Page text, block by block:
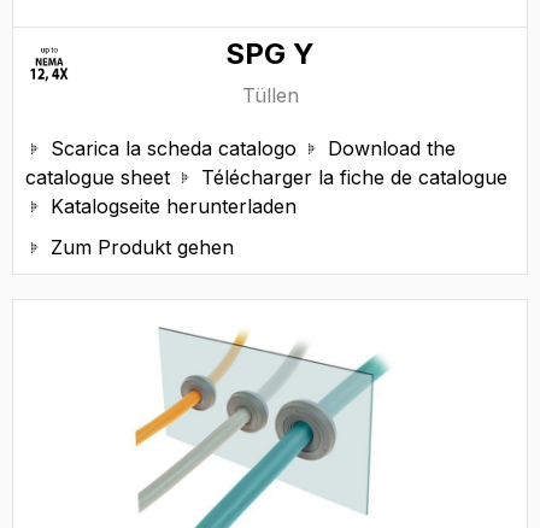
SPG Y
Tüllen
 Scarica la scheda catalogo 
Download the
catalogue sheet
 Télécharger la fiche de catalogue
 Katalogseite herunterladen
 Zum Produkt gehen